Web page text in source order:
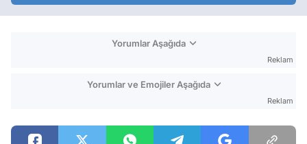
Yorumlar Aşağıda
Reklam
Yorumlar ve Emojiler Aşağıda
Reklam